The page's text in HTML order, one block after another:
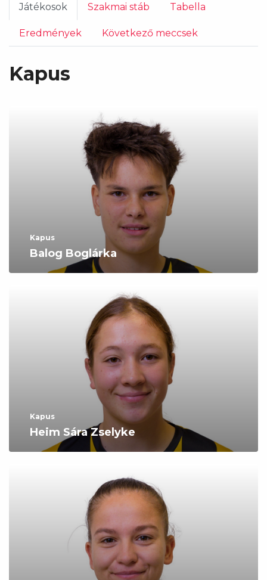
Játékosok Szakmai stáb Tabella
Eredmények Következő meccsek
Kapus
Kapus
Balog Boglárka
Kapus
Heim Sára Zselyke